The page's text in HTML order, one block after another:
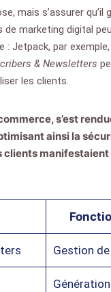
mais s’assurer
de marketing digital
: Jetpack, par
& Newsletters
les clients.
s’est
ainsi la
Gestion